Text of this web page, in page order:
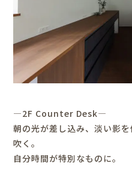
―2F Counter Desk―
朝の光が差し込み、淡い影
吹く。
自分時間が特別なものに。